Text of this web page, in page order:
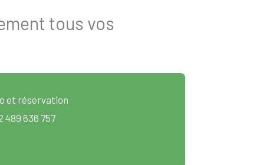
tous vos
et réservation
489 636 757